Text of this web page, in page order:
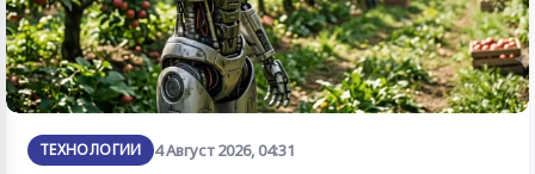
ТЕХНОЛОГИИ 4 Август 2026, 04:31